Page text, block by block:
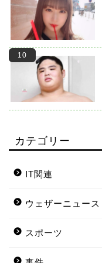
カテゴリー
IT関連
ウェザーニュース
スポーツ